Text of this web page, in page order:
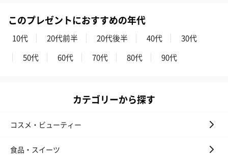
このプレゼントにおすすめの年代
10代 20代前半 20代後半 40代
30代
50代
60代 70代 80代 90代
カテゴリーから探す
コスメ・ビューティー
食品・スイーツ